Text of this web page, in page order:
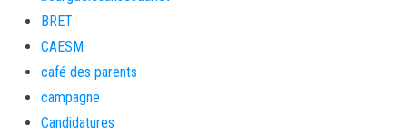
BRET
CAESM
café des parents
campagne
Candidatures